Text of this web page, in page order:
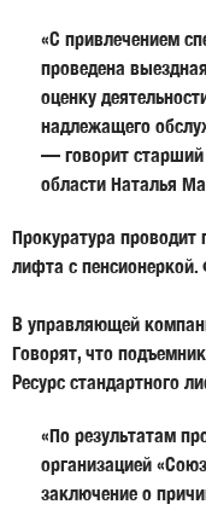
«С привлечением
проведена
оценку
надлежащего
— говорит
области Наталья
Прокуратура проводит
лифта с
В управляющей
Говорят, что
Ресурс стандартного
«По результатам
организацией
заключение о